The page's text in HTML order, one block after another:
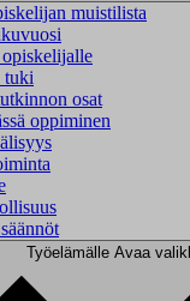
muistilista
tuki
osat
oppiminen
Työelämälle Avaa